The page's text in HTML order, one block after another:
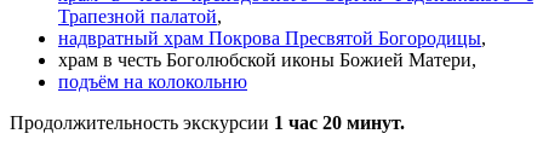
Трапезной палатой,
надвратный храм Покрова Пресвятой Богородицы,
храм в честь Боголюбской иконы Божией Матери,
подъём на колокольню
Продолжительность экскурсии 1 час 20 минут.